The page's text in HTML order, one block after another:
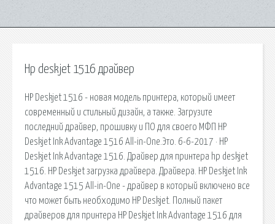
Hp deskjet 1516 драйвер
HP Deskjet 1516 - новая модель принтера, который имеет
современный и стильный дизайн, а также. Загрузите
последний драйвер, прошивку и ПО для своего МФП HP
Deskjet Ink Advantage 1516 All-in-One.Это. 6-6-2017 · HP
Deskjet Ink Advantage 1516. Драйвер для принтера hp deskjet
1516. HP Deskjet загрузка драйвера. Драйвера. HP Deskjet Ink
Advantage 1515 All-in-One - драйвер в который включено все
что может быть необходимо HP Deskjet. Полный пакет
драйверов для принтера HP Deskjet Ink Advantage 1516 для